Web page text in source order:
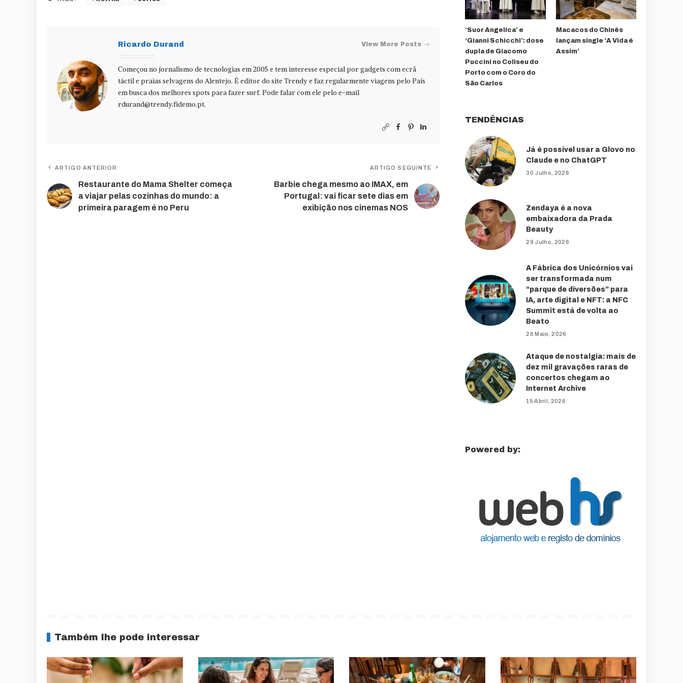
Ricardo Durand View More Posts
Começou no jornalismo de tecnologias em 2005 e tem interesse especial por gadgets com ecrã
táctil e praias selvagens do Alentejo. É editor do site Trendy e faz regularmente viagens pelo País
em busca dos melhores spots para fazer surf. Pode falar com ele pelo e-mail
rdurand@trendy.fidemo.pt.
ARTIGO ANTERIOR
Restaurante do Mama Shelter começa
a viajar pelas cozinhas do mundo: a
primeira paragem é no Peru
ARTIGO SEGUINTE
Barbie chega mesmo ao IMAX, em
Portugal: vai ficar sete dias em
exibição nos cinemas NOS
‘Suor Angelica’ e
‘Gianni Schicchi’: dose
dupla de Giacomo
Puccini no Coliseu do
Porto com o Coro do
São Carlos
Macacos do Chinês
lançam single ‘A Vida é
Assim’
TENDÊNCIAS
Já é possível usar a Glovo no
Claude e no ChatGPT
30 Julho, 2026
Zendaya é a nova
embaixadora da Prada
Beauty
29 Julho, 2026
A Fábrica dos Unicórnios vai
ser transformada num
“parque de diversões” para
IA, arte digital e NFT: a NFC
Summit está de volta ao
Beato
26 Maio, 2026
Ataque de nostalgia: mais de
dez mil gravações raras de
concertos chegam ao
Internet Archive
15 Abril, 2026
Powered by:
Também lhe pode interessar